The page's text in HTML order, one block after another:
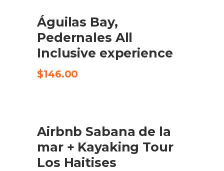
CHECK AVAILABILITY
Águilas Bay,
Pedernales All
Inclusive experience
$146.00
CHECK AVAILABILITY
Airbnb Sabana de la
mar + Kayaking Tour
Los Haitises